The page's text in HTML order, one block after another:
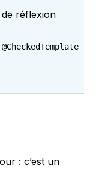
réflexion
@CheckedTemplate
: c’est un